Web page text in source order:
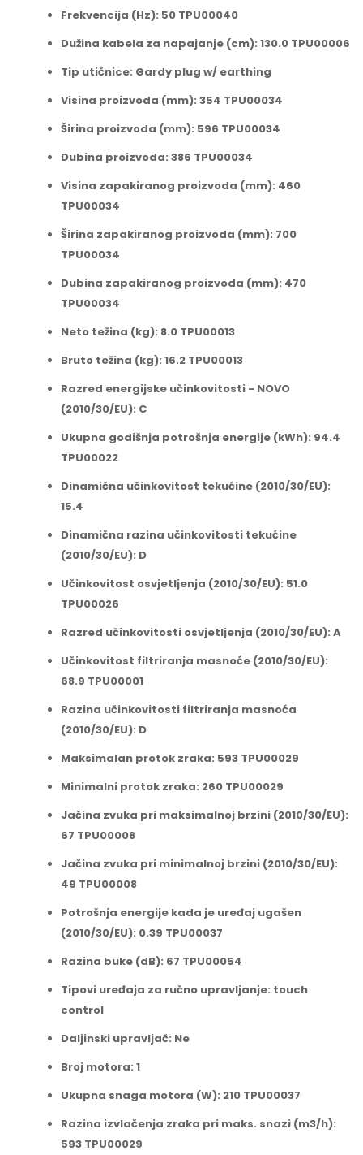
Frekvencija (Hz): 50 TPU00040
Dužina kabela za napajanje (cm): 130.0 TPU00006
Tip utičnice: Gardy plug w/ earthing
Visina proizvoda (mm): 354 TPU00034
Širina proizvoda (mm): 596 TPU00034
Dubina proizvoda: 386 TPU00034
Visina zapakiranog proizvoda (mm): 460
TPU00034
Širina zapakiranog proizvoda (mm): 700
TPU00034
Dubina zapakiranog proizvoda (mm): 470
TPU00034
Neto težina (kg): 8.0 TPU00013
Bruto težina (kg): 16.2 TPU00013
Razred energijske učinkovitosti - NOVO
(2010/30/EU): C
Ukupna godišnja potrošnja energije (kWh): 94.4
TPU00022
Dinamična učinkovitost tekućine (2010/30/EU):
15.4
Dinamična razina učinkovitosti tekućine
(2010/30/EU): D
Učinkovitost osvjetljenja (2010/30/EU): 51.0
TPU00026
Razred učinkovitosti osvjetljenja (2010/30/EU): A
Učinkovitost filtriranja masnoće (2010/30/EU):
68.9 TPU00001
Razina učinkovitosti filtriranja masnoća
(2010/30/EU): D
Maksimalan protok zraka: 593 TPU00029
Minimalni protok zraka: 260 TPU00029
Jačina zvuka pri maksimalnoj brzini (2010/30/EU):
67 TPU00008
Jačina zvuka pri minimalnoj brzini (2010/30/EU):
49 TPU00008
Potrošnja energije kada je uređaj ugašen
(2010/30/EU): 0.39 TPU00037
Razina buke (dB): 67 TPU00054
Tipovi uređaja za ručno upravljanje: touch
control
Daljinski upravljač: Ne
Broj motora: 1
Ukupna snaga motora (W): 210 TPU00037
Razina izvlačenja zraka pri maks. snazi (m3/h):
593 TPU00029